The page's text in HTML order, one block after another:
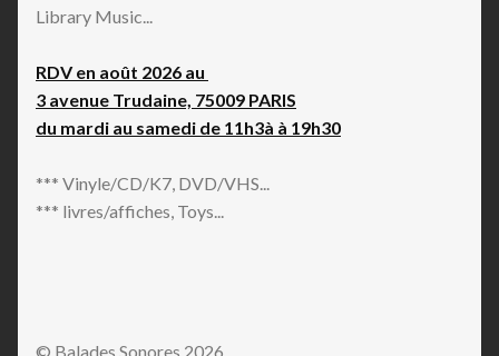
Library Music...
RDV en août 2026 au
3 avenue Trudaine, 75009 PARIS
du mardi au samedi de 11h3à à 19h30
*** Vinyle/CD/K7, DVD/VHS...
*** livres/affiches, Toys...
© Balades Sonores 2026